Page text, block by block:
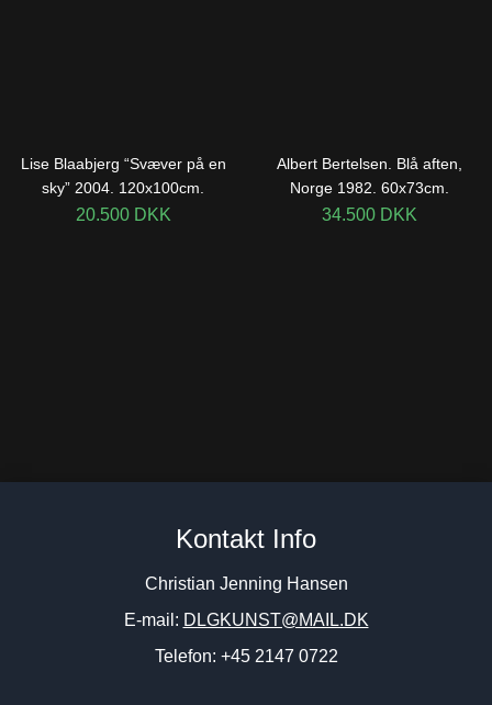
Lise Blaabjerg “Svæver på en
sky” 2004. 120x100cm.
20.500 DKK
Albert Bertelsen. Blå aften,
Norge 1982. 60x73cm.
34.500 DKK
Figurkomposition. 120x100cm.
ca. 1990. 80x100cm.
Kontakt Info
Christian Jenning Hansen
E-mail: DLGKUNST@MAIL.DK
Telefon: +45 2147 0722